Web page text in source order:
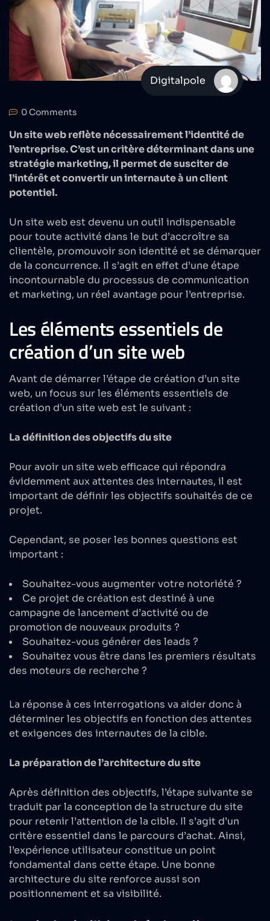
Digitalpole
0 Comments
Un site web reflète nécessairement l’identité de
l’entreprise. C’est un critère déterminant dans une
stratégie marketing, il permet de susciter de
l’intérêt et convertir un internaute à un client
potentiel.
Un site web est devenu un outil indispensable
pour toute activité dans le but d’accroître sa
clientèle, promouvoir son identité et se démarquer
de la concurrence. Il s’agit en effet d’une étape
incontournable du processus de communication
et marketing, un réel avantage pour l’entreprise.
Les éléments essentiels de
création d’un site web
Avant de démarrer l’étape de création d’un site
web, un focus sur les éléments essentiels de
création d’un site web est le suivant :
La définition des objectifs du site
Pour avoir un site web efficace qui répondra
évidemment aux attentes des internautes, il est
important de définir les objectifs souhaités de ce
projet.
Cependant, se poser les bonnes questions est
important :
Souhaitez-vous augmenter votre notoriété ?
Ce projet de création est destiné à une
campagne de lancement d’activité ou de
promotion de nouveaux produits ?
Souhaitez-vous générer des leads ?
Souhaitez vous être dans les premiers résultats
des moteurs de recherche ?
La réponse à ces interrogations va aider donc à
déterminer les objectifs en fonction des attentes
et exigences des internautes de la cible.
La préparation de l’architecture du site
Après définition des objectifs, l’étape suivante se
traduit par la conception de la structure du site
pour retenir l’attention de la cible. Il s’agit d’un
critère essentiel dans le parcours d’achat. Ainsi,
l’expérience utilisateur constitue un point
fondamental dans cette étape. Une bonne
architecture du site renforce aussi son
positionnement et sa visibilité.